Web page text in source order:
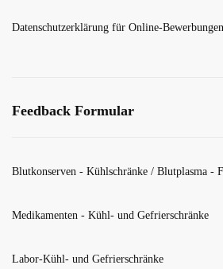
Datenschutzerklärung für Online-Bewerbungen
Feedback Formular
Blutkonserven - Kühlschränke / Blutplasma -
Medikamenten - Kühl- und Gefrierschränke
Labor-Kühl- und Gefrierschränke